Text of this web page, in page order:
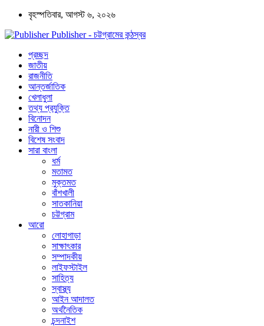
বৃহস্পতিবার, আগস্ট ৬, ২০২৬
Publisher - চট্টগ্রামের কন্ঠস্বর
প্রচ্ছদ
জাতীয়
রাজনীতি
আন্তর্জাতিক
খেলাধুলা
তথ্য প্রযুক্তি
বিনোদন
নারী ও শিশু
বিশেষ সংবাদ
সারা বাংলা
ধর্ম
মতামত
মুক্তমত
বাঁশখালী
সাতকানিয়া
চট্টগ্রাম
আরো
লোহাগাড়া
সাক্ষাৎকার
সম্পাদকীয়
লাইফস্টাইল
সাহিত্য
স্বাস্থ্য
আইন আদালত
অর্থনৈতিক
চন্দনাইশ